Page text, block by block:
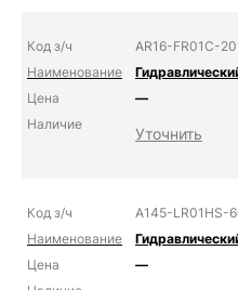
AR16-FR01C-20
—
Уточнить
A145-LR01HS-
—